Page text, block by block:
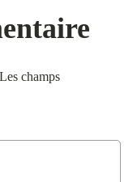
Les champs